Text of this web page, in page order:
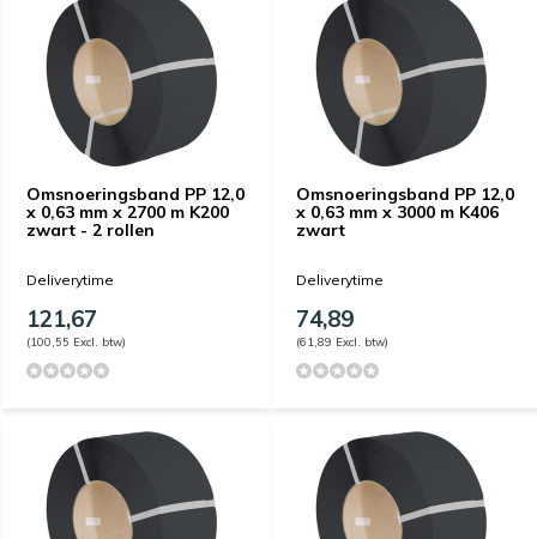
Omsnoeringsband PP 12,0
x 0,63 mm x 2700 m K200
zwart - 2 rollen
Deliverytime
121,67
(100,55 Excl. btw)
Omsnoeringsband PP 12,0
x 0,63 mm x 3000 m K406
zwart
Deliverytime
74,89
(61,89 Excl. btw)